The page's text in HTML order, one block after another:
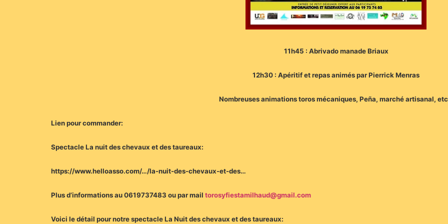
11h45 : Abrivado manade Briaux
12h30 : Apéritif et repas animés par Pierrick Menras
Nombreuses animations toros mécaniques, Peña, marché artisanal,
Lien pour commander:
Spectacle La nuit des chevaux et des taureaux:
https://www.helloasso.com/…/la-nuit-des-chevaux-et-des…
Plus d’informations au 0619737483 ou par mail torosyfiestamilhaud@gmail.com
Voici le détail pour notre spectacle La Nuit des chevaux et des taureaux: